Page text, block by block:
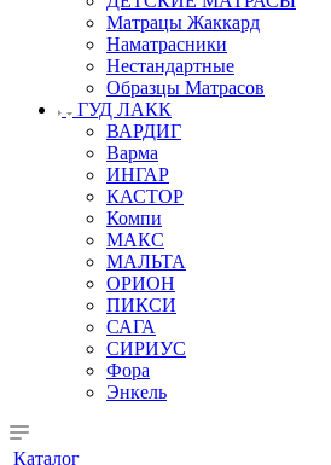
Матрацы Жаккард
Наматрасники
Нестандартные
Образцы Матрасов
ГУД ЛАКК
ВАРДИГ
Варма
ИНГАР
КАСТОР
Компи
МАКС
МАЛЬТА
ОРИОН
ПИКСИ
САГА
СИРИУС
Фора
Энкель
Каталог